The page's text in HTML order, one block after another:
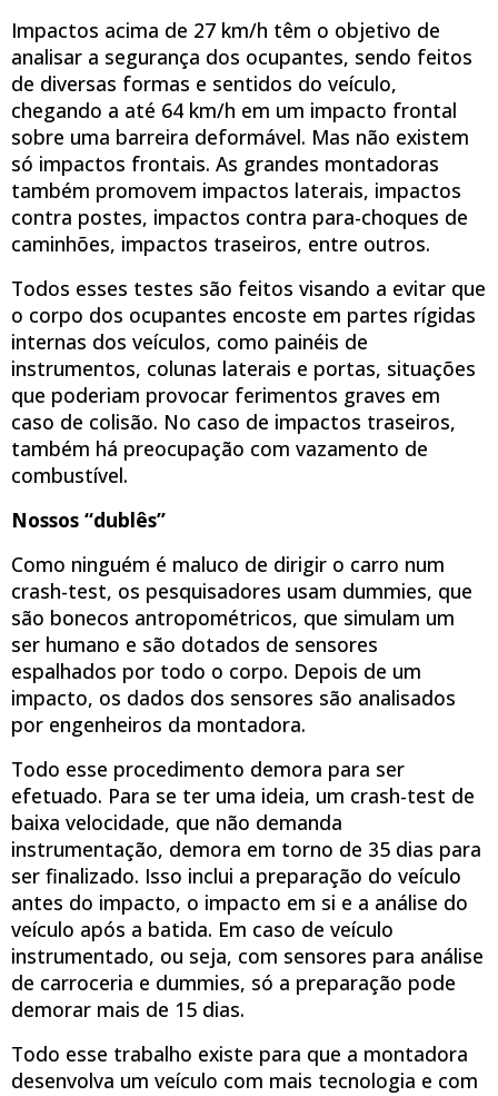
Impactos acima de 27 km/h têm o objetivo de
analisar a segurança dos ocupantes, sendo feitos
de diversas formas e sentidos do veículo,
chegando a até 64 km/h em um impacto frontal
sobre uma barreira deformável. Mas não existem
só impactos frontais. As grandes montadoras
também promovem impactos laterais, impactos
contra postes, impactos contra para-choques de
caminhões, impactos traseiros, entre outros.
Todos esses testes são feitos visando a evitar que
o corpo dos ocupantes encoste em partes rígidas
internas dos veículos, como painéis de
instrumentos, colunas laterais e portas, situações
que poderiam provocar ferimentos graves em
caso de colisão. No caso de impactos traseiros,
também há preocupação com vazamento de
combustível.
Nossos “dublês”
Como ninguém é maluco de dirigir o carro num
crash-test, os pesquisadores usam dummies, que
são bonecos antropométricos, que simulam um
ser humano e são dotados de sensores
espalhados por todo o corpo. Depois de um
impacto, os dados dos sensores são analisados
por engenheiros da montadora.
Todo esse procedimento demora para ser
efetuado. Para se ter uma ideia, um crash-test de
baixa velocidade, que não demanda
instrumentação, demora em torno de 35 dias para
ser finalizado. Isso inclui a preparação do veículo
antes do impacto, o impacto em si e a análise do
veículo após a batida. Em caso de veículo
instrumentado, ou seja, com sensores para análise
de carroceria e dummies, só a preparação pode
demorar mais de 15 dias.
Todo esse trabalho existe para que a montadora
desenvolva um veículo com mais tecnologia e com